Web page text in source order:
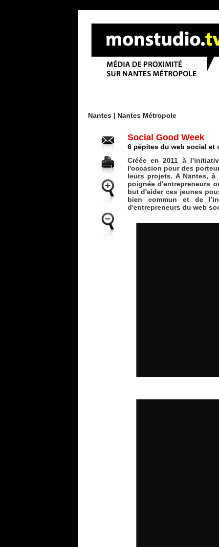
Nantes | Nantes Métropole
Social Good Week
6 pépites du web social et
Créée en 2011 à
l'occasion pour des
leurs projets. A Nantes,
poignée d'entrepreneurs
but d'aider ces jeunes
bien commun et de
d'entrepreneurs du web